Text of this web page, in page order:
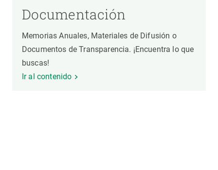
Documentación
Memorias Anuales, Materiales de Difusión o
Documentos de Transparencia. ¡Encuentra lo que
buscas!
Ir al contenido